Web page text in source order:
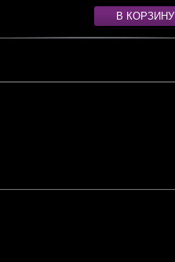
В КОРЗИНУ